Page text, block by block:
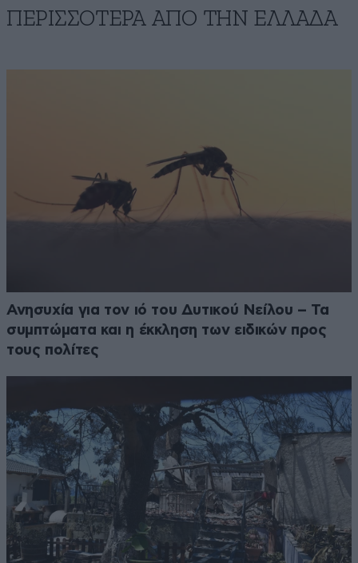
ΠΕΡΙΣΣΟΤΕΡΑ ΑΠΟ ΤΗΝ ΕΛΛΑΔΑ
Ανησυχία για τον ιό του Δυτικού Νείλου – Τα
συμπτώματα και η έκκληση των ειδικών προς
τους πολίτες